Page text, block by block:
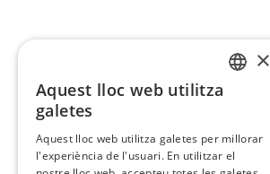
×
Aquest lloc web utilitza
galetes
Aquest lloc web utilitza galetes per millorar
l'experiència de l'usuari. En utilitzar el